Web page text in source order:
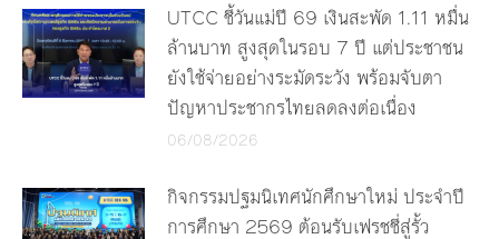
UTCC ชี้วันแม่ปี 69 เงินสะพัด 1.11 หมื่น
ล้านบาท สูงสุดในรอบ 7 ปี แต่ประชาชน
ยังใช้จ่ายอย่างระมัดระวัง พร้อมจับตา
ปัญหาประชากรไทยลดลงต่อเนื่อง
06/08/2026
กิจกรรมปฐมนิเทศนักศึกษาใหม่ ประจำปี
การศึกษา 2569 ต้อนรับเฟรชชี่สู่รั้ว